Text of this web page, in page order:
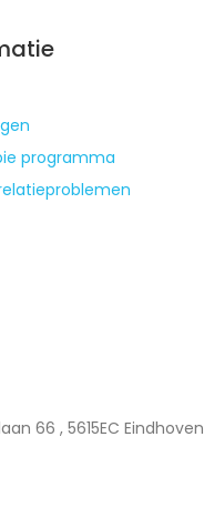
programma
66 , 5615EC Eindhoven